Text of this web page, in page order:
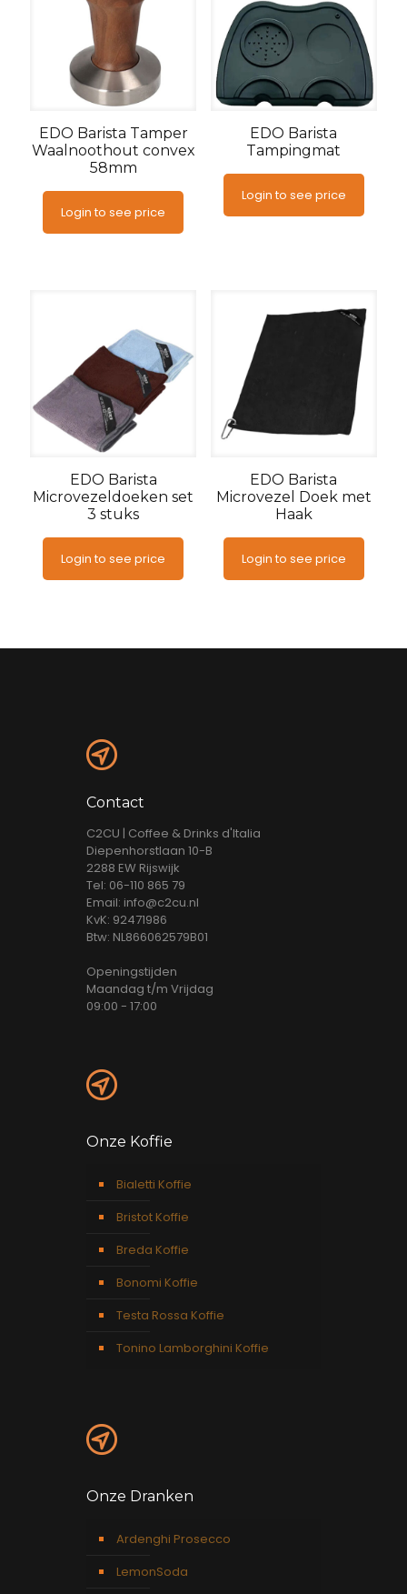
EDO Barista Tamper
Waalnoothout convex
58mm
Login to see price
EDO Barista
Tampingmat
Login to see price
EDO Barista
Microvezeldoeken set
3 stuks
Login to see price
EDO Barista
Microvezel Doek met
Haak
Login to see price
Contact
C2CU | Coffee & Drinks d'Italia
Diepenhorstlaan 10-B
2288 EW Rijswijk
Tel: 06-110 865 79
Email: info@c2cu.nl
KvK: 92471986
Btw: NL866062579B01
Openingstijden
Maandag t/m Vrijdag
09:00 - 17:00
Onze Koffie
Bialetti Koffie
Bristot Koffie
Breda Koffie
Bonomi Koffie
Testa Rossa Koffie
Tonino Lamborghini Koffie
Onze Dranken
Ardenghi Prosecco
LemonSoda